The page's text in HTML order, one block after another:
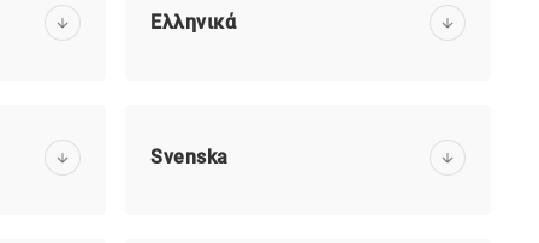
Ελληνικά
Svenska